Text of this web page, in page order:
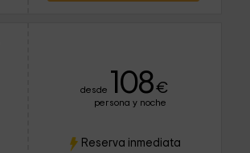
desde 108€
persona y noche
Reserva inmediata